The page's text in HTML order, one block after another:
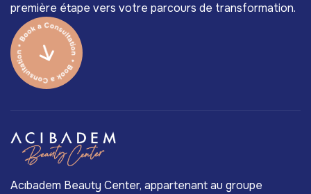
première étape vers votre parcours de transformation.
Acıbadem Beauty Center, appartenant au groupe